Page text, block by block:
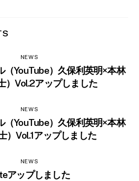
NEWS
（YouTube）久保利英明×本林
）Vol.2アップしました
NEWS
（YouTube）久保利英明×本林
）Vol.1アップしました
NEWS
アップしました